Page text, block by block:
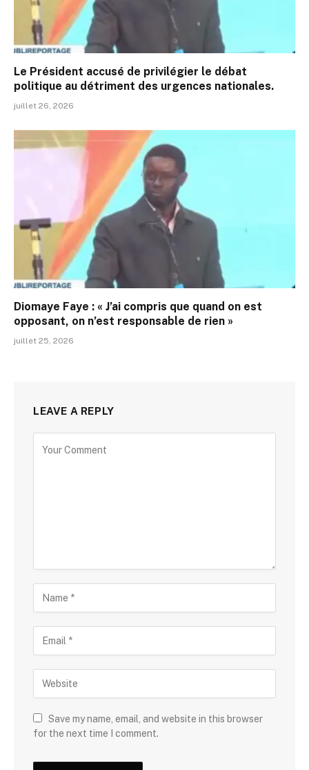
Le Président accusé de privilégier le débat
politique au détriment des urgences nationales.
juillet 26, 2026
Diomaye Faye : « J’ai compris que quand on est
opposant, on n’est responsable de rien »
juillet 25, 2026
LEAVE A REPLY
Save my name, email, and website in this browser
for the next time I comment.